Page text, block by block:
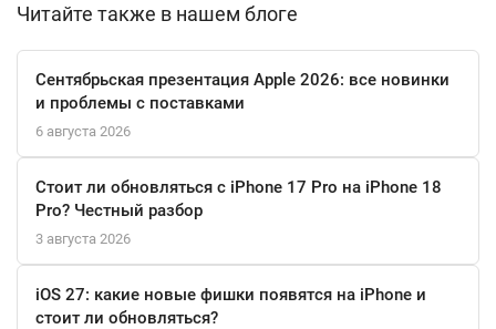
помощник, который всегда под рукой.
делает Apple Watch Ultra 2 идеальным выбором для тех, кто
ценит качество и инновации в каждом аспекте своей жизни.
Читайте также в нашем блоге
Сентябрьская презентация Apple 2026: все новинки
и проблемы с поставками
6 августа 2026
Стоит ли обновляться с iPhone 17 Pro на iPhone 18
Pro? Честный разбор
3 августа 2026
iOS 27: какие новые фишки появятся на iPhone и
стоит ли обновляться?